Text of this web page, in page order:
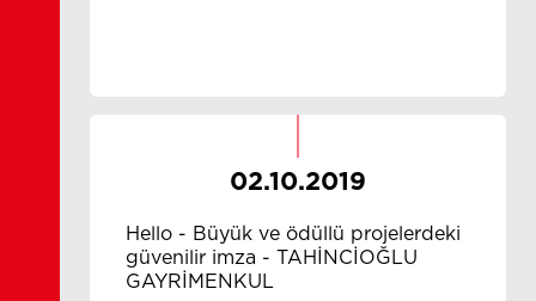
02.10.2019
Hello - Büyük ve ödüllü projelerdeki
güvenilir imza - TAHİNCİOĞLU
GAYRİMENKUL